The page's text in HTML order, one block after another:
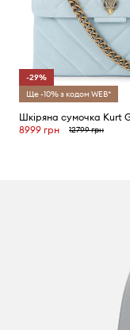
-29%
Ще -10% з кодом WEB*
8999 грн
12799 грн